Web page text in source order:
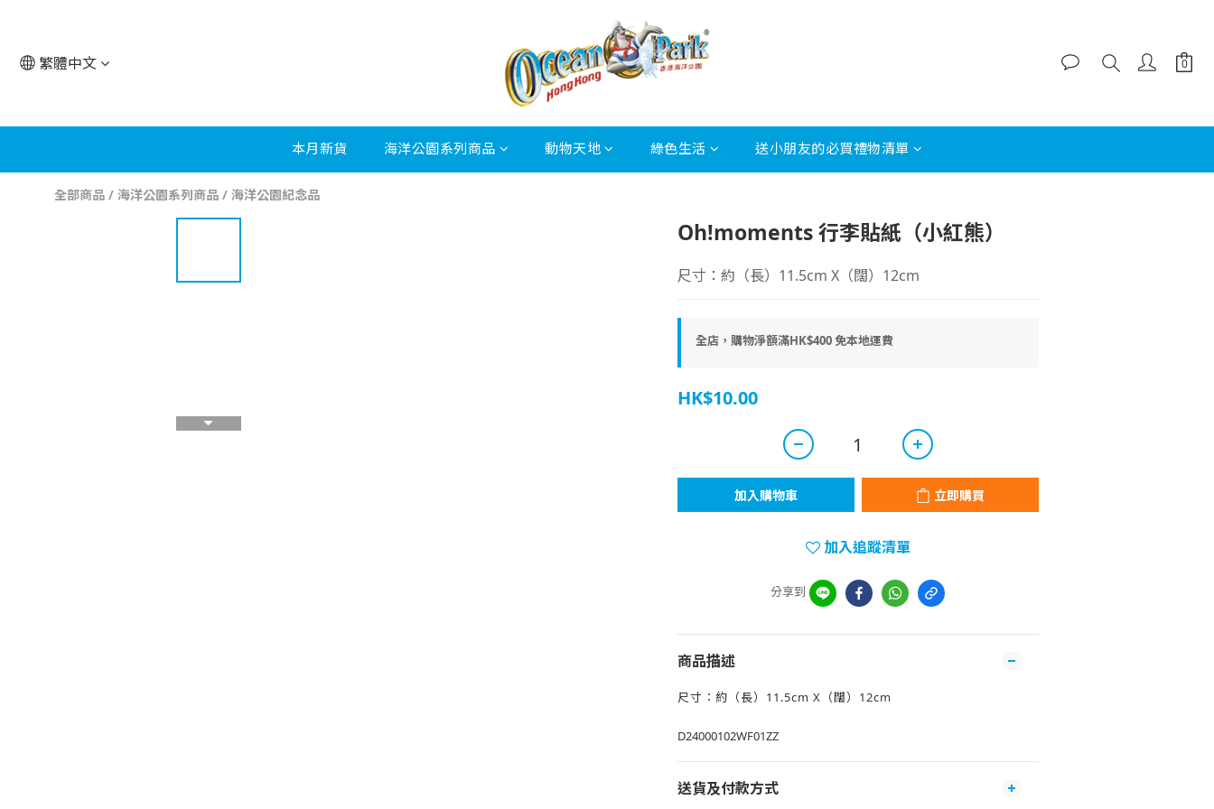
繁體中文
本月新貨 海洋公園系列商品 動物天地 綠色生活 送小朋友的必買禮物清單
全部商品 / 海洋公園系列商品 / 海洋公園紀念品
Oh!moments 行李貼紙（小紅熊）
尺寸：約（長）11.5cm X（闊）12cm
全店，購物淨額滿HK$400 免本地運費
HK$10.00
加入購物車 立即購買
加入追蹤清單
分享到
商品描述
尺寸：約（長）11.5cm X（闊）12cm
D24000102WF01ZZ
送貨及付款方式